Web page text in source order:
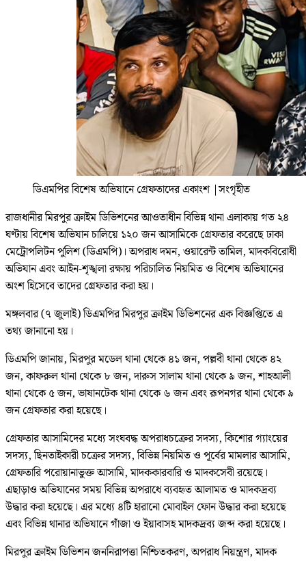
ডিএমপির বিশেষ অভিযানে গ্রেফতাদের একাংশ |সংগৃহীত
রাজধানীর মিরপুর ক্রাইম ডিভিশনের আওতাধীন বিভিন্ন থানা এলাকায় গত ২৪
ঘণ্টায় বিশেষ অভিযান চালিয়ে ১২০ জন আসামিকে গ্রেফতার করেছে ঢাকা
মেট্রোপলিটন পুলিশ (ডিএমপি)। অপরাধ দমন, ওয়ারেন্ট তামিল, মাদকবিরোধী
অভিযান এবং আইন-শৃঙ্খলা রক্ষায় পরিচালিত নিয়মিত ও বিশেষ অভিযানের
অংশ হিসেবে তাদের গ্রেফতার করা হয়।
মঙ্গলবার (৭ জুলাই) ডিএমপির মিরপুর ক্রাইম ডিভিশনের এক বিজ্ঞপ্তিতে এ
তথ্য জানানো হয়।
ডিএমপি জানায়, মিরপুর মডেল থানা থেকে ৪১ জন, পল্লবী থানা থেকে ৪২
জন, কাফরুল থানা থেকে ৮ জন, দারুস সালাম থানা থেকে ৯ জন, শাহআলী
থানা থেকে ৫ জন, ভাষানটেক থানা থেকে ৬ জন এবং রূপনগর থানা থেকে ৯
জন গ্রেফতার করা হয়েছে।
গ্রেফতার আসামিদের মধ্যে সংঘবদ্ধ অপরাধচক্রের সদস্য, কিশোর গ্যাংয়ের
সদস্য, ছিনতাইকারী চক্রের সদস্য, বিভিন্ন নিয়মিত ও পূর্বের মামলার আসামি,
গ্রেফতারি পরোয়ানাভুক্ত আসামি, মাদককারবারি ও মাদকসেবী রয়েছে।
এছাড়াও অভিযানের সময় বিভিন্ন অপরাধে ব্যবহৃত আলামত ও মাদকদ্রব্য
উদ্ধার করা হয়েছে। এর মধ্যে ৪টি হারানো মোবাইল ফোন উদ্ধার করা হয়েছে
এবং বিভিন্ন থানার অভিযানে গাঁজা ও ইয়াবাসহ মাদকদ্রব্য জব্দ করা হয়েছে।
মিরপুর ক্রাইম ডিভিশন জননিরাপত্তা নিশ্চিতকরণ, অপরাধ নিয়ন্ত্রণ, মাদক